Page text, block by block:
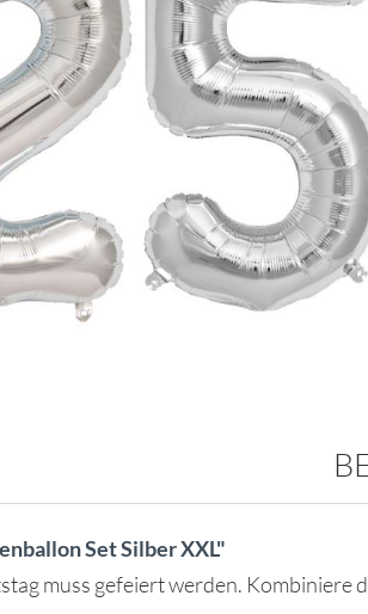
Set Silber XXL"
muss gefeiert werden. Kombiniere